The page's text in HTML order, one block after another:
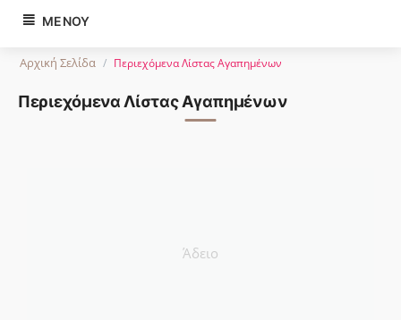
ΜΕΝΟΎ
Αρχική Σελίδα / Περιεχόμενα Λίστας Αγαπημένων
Περιεχόμενα Λίστας Αγαπημένων
Άδειο